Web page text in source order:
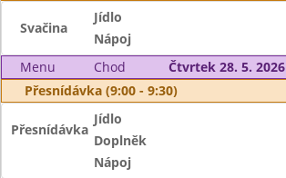
Svačina
Jídlo
Nápoj
Menu
Chod
Čtvrtek 28. 5. 2026
Přesnídávka (9:00 - 9:30)
Přesnídávka
Jídlo
Doplněk
Nápoj